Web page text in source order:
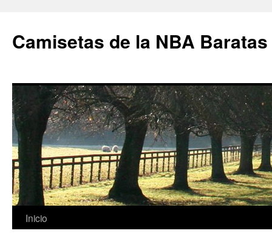
Camisetas de la NBA
Saltar
Inicio